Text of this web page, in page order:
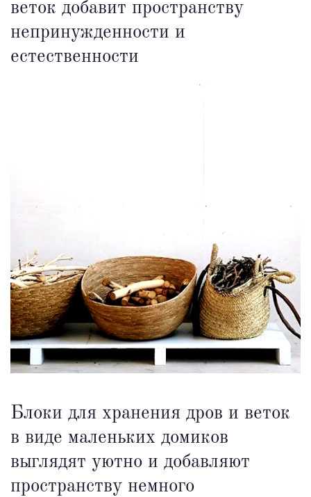
веток добавит пространству
непринужденности и
естественности
Блоки для хранения дров и веток
в виде маленьких домиков
выглядят уютно и добавляют
пространству немного